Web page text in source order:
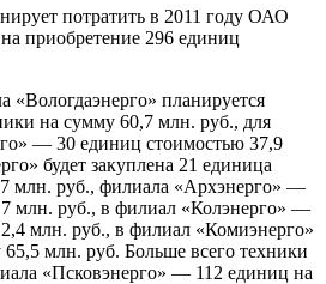
потратить в 2011 году ОАО
приобретение 296 единиц
«Вологдаэнерго» планируется
на сумму 60,7 млн. руб., для
— 30 единиц стоимостью 37,9
будет закуплена 21 единица
млн. руб., филиала «Архэнерго» —
млн. руб., в филиал «Колэнерго» —
млн. руб., в филиал «Комиэнерго»
млн. руб. Больше всего техники
«Псковэнерго» — 112 единиц на